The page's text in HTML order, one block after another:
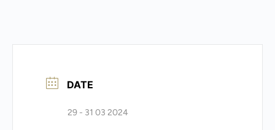
DATE
29 - 31 03 2024